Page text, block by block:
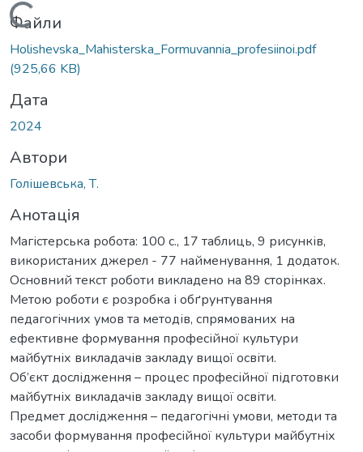
Файли
Holishevska_Mahisterska_Formuvannia_profesiinoi.pdf
(925,66 KB)
Дата
2024
Автори
Голішевська, Т.
Анотація
Магістерська робота: 100 с., 17 таблиць, 9 рисунків,
використаних джерел - 77 найменування, 1 додаток.
Основний текст роботи викладено на 89 сторінках.
Метою роботи є розробка і обґрунтування
педагогічних умов та методів, спрямованих на
ефективне формування професійної культури
майбутніх викладачів закладу вищої освіти.
Об’єкт дослідження – процес професійної підготовки
майбутніх викладачів закладу вищої освіти.
Предмет дослідження – педагогічні умови, методи та
засоби формування професійної культури майбутніх